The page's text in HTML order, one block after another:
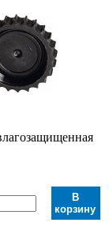
В
корзину